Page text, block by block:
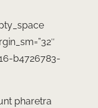
b4726783-
pharetra